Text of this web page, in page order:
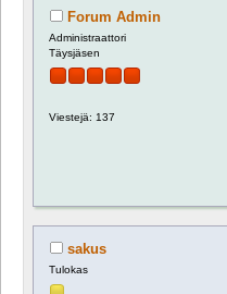
Forum Admin
Administraattori
Täysjäsen
Viestejä: 137
sakus
Tulokas